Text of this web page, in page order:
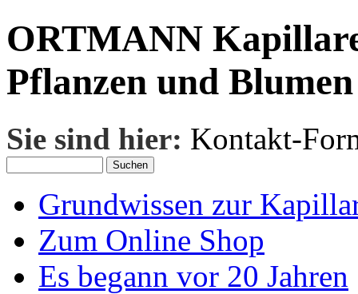
ORTMANN
Pflanzen und Blumen
Sie sind hier: Kontakt-
Grundwissen zur
Zum Online Shop
Es begann vor 20 Jahren